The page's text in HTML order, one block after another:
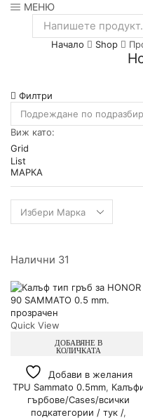
МЕНЮ
Search
inputНачало Shop
Филтри
Виж като:
Grid
List
МАРКА
Налични 31
Quick View
ДОБАВЯНЕ В
КОЛИЧКАТА
Добави в желания
TPU Sammato 0.5mm,
гърбове/Cases/всички
подкатегории / тук /,